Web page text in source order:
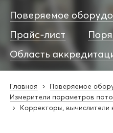
Поверяемое
Прайс-лист
Область
Главная
Поверяемое
Измерители параметров
Корректоры, вычислители